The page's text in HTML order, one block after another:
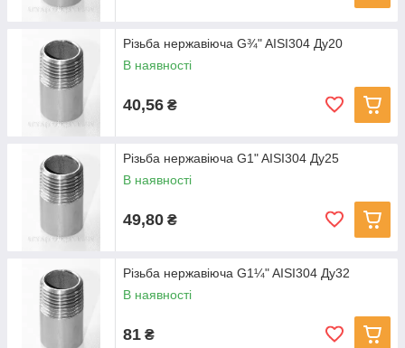
Різьба нержавіюча G¾" AISI304 Ду20
В наявності
40,56 ₴
Різьба нержавіюча G1" AISI304 Ду25
В наявності
49,80 ₴
Різьба нержавіюча G1¼" AISI304 Ду32
В наявності
81 ₴